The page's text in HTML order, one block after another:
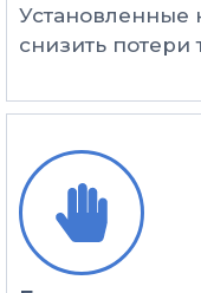
Установленные
снизить потери